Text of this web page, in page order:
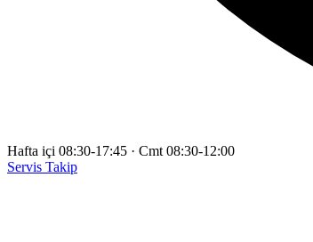
Hafta içi 08:30-17:45 · Cmt 08:30-12:00
Servis Takip